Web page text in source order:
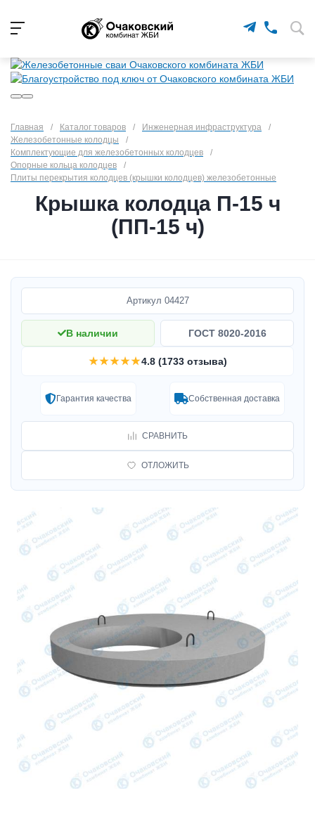
Главная / Каталог товаров / Инженерная инфраструктура
/
Железобетонные колодцы
/
Комплектующие для железобетонных колодцев
/
Опорные кольца колодцев
/
Плиты перекрытия колодцев (крышки колодцев) железобетонные
Крышка колодца П-15 ч
(ПП-15 ч)
Артикул 04427
В наличии ГОСТ 8020-2016
★★★★★4.8 (1733 отзыва)
Гарантия качества Собственная доставка
СРАВНИТЬ
ОТЛОЖИТЬ